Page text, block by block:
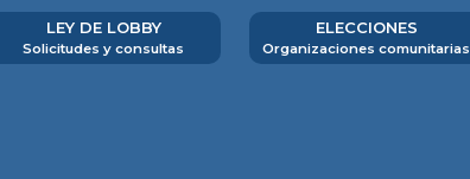
LEY DE LOBBY
Solicitudes y consultas
ELECCIONES
Organizaciones comunitarias